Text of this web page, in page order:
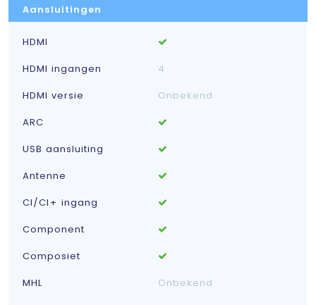
Aansluitingen
HDMI
HDMI ingangen
4
HDMI versie
Onbekend
ARC
USB aansluiting
Antenne
CI/CI+ ingang
Component
Composiet
MHL
Onbekend